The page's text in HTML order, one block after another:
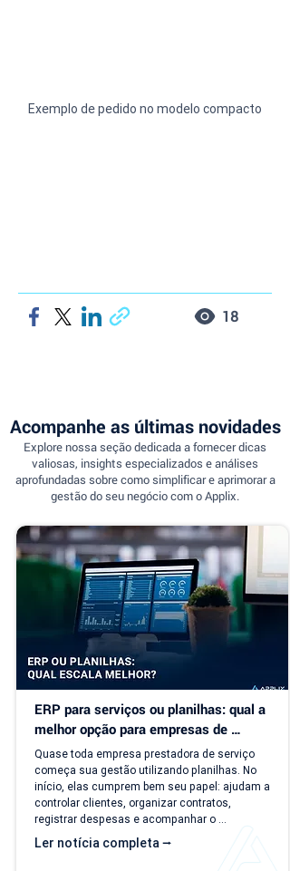
Exemplo de pedido no modelo compacto
18
Acompanhe as últimas novidades
Explore nossa seção dedicada a fornecer dicas
valiosas, insights especializados e análises
aprofundadas sobre como simplificar e aprimorar a
gestão do seu negócio com o Applix.
ERP para serviços ou planilhas: qual a
melhor opção para empresas de
serviço?
Ler notícia completa ⭢
Quase toda empresa prestadora de serviço
começa sua gestão utilizando planilhas. No
início, elas cumprem bem seu papel: ajudam a
controlar clientes, organizar contratos,
registrar despesas e acompanhar o
faturamento. O problema é que a empresa
evolui, mas o modelo de gestão muitas vezes
continua o mesmo. Com o aumento da